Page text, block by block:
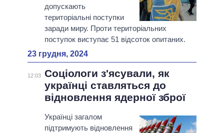
допускають
територіальні поступки
заради миру. Проти територіальних
поступок виступає 51 відсоток опитаних.
23 грудня, 2024
12:03 Соціологи з'ясували, як
українці ставляться до
відновлення ядерної зброї
Українці загалом
підтримують відновлення